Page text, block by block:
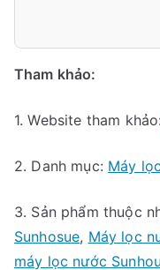
Tham khảo:
1. Website tham
2. Danh mục: Máy
3. Sản phẩm thuộc
Sunhosue, Máy lọc
máy lọc nước